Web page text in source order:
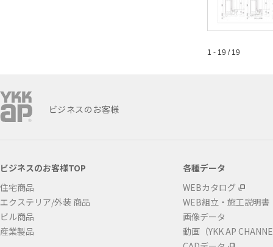
1 - 19 / 19
ビジネスのお客様
ビジネスのお客様TOP
住宅商品
エクステリア/外装 商品
ビル商品
産業製品
各種データ
WEBカタログ
WEB組立・施工説明書
画像データ
動画（YKK AP